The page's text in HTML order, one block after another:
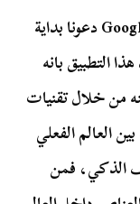
قبل أن نتعرف على كيفية استخدام Google Lens دعونا بداية
التطبيق بانه
من خلال تقنيات
العالم الفعلي
الذكي، فمن